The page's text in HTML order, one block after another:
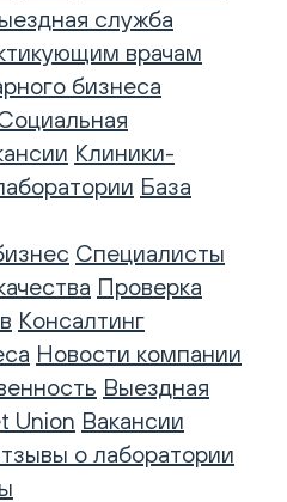
служба
врачам
бизнеса
Клиники-
База
Специалисты
Проверка
Консалтинг
Новости компании
Выездная
Union Вакансии
о лаборатории